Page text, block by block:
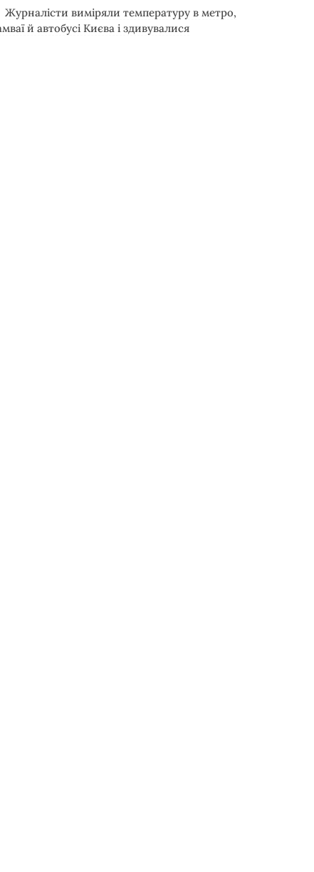
Журналісти виміряли температуру в метро,
й автобусі Києва і здивувалися